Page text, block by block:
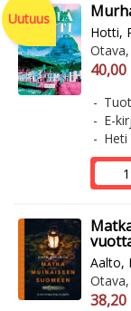
Uutuus
Hotti,
40,00
E-
Heti
Aalto,
38,20